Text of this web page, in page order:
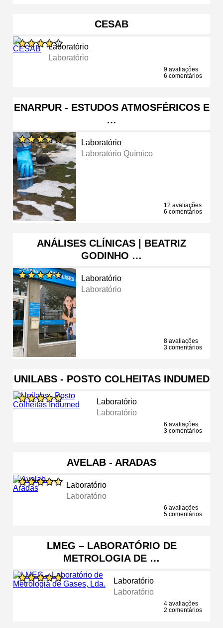
CESAB
Laboratório
Laboratório
9 avaliações
6 comentários
ENARPUR - ESTUDOS ATMOSFÉRICOS E
…
Laboratório
Laboratório Químico
12 avaliações
6 comentários
ANÁLISES CLÍNICAS | BEATRIZ
GODINHO …
Laboratório
Laboratório
8 avaliações
3 comentários
UNILABS - POSTO COLHEITAS INDUMED
Laboratório
Laboratório
6 avaliações
3 comentários
AVELAB - ARADAS
Laboratório
Laboratório
6 avaliações
5 comentários
LMEG – LABORATÓRIO DE
METROLOGIA DE …
Laboratório
Laboratório
4 avaliações
2 comentários